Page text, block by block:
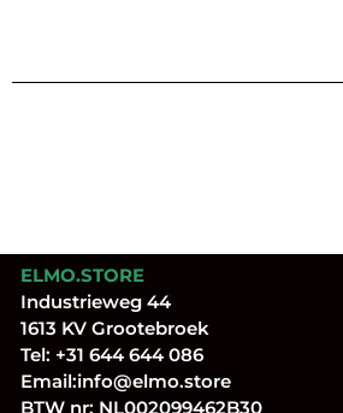
ELMO.STORE
Industrieweg 44
1613 KV Grootebroek
Tel: +31 644 644 086
Email:info@elmo.store
BTW nr: NL002099462B30